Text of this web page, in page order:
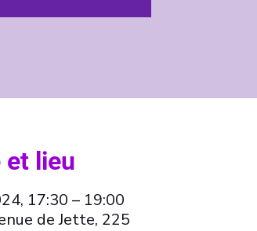
et lieu
17:30 – 19:00
de Jette, 225